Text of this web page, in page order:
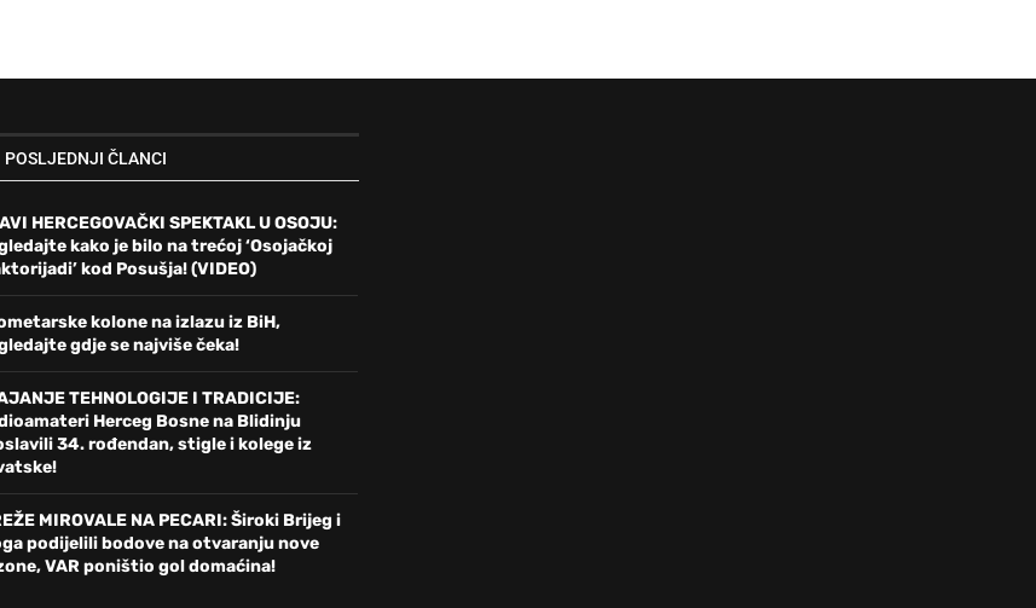
POSLJEDNJI ČLANCI
HERCEGOVAČKI SPEKTAKL U OSOJU:
kako je bilo na trećoj ‘Osojačkoj
kod Posušja! (VIDEO)
kolone na izlazu iz BiH,
gdje se najviše čeka!
TEHNOLOGIJE I TRADICIJE:
Herceg Bosne na Blidinju
34. rođendan, stigle i kolege iz
MIROVALE NA PECARI: Široki Brijeg i
podijelili bodove na otvaranju nove
VAR poništio gol domaćina!